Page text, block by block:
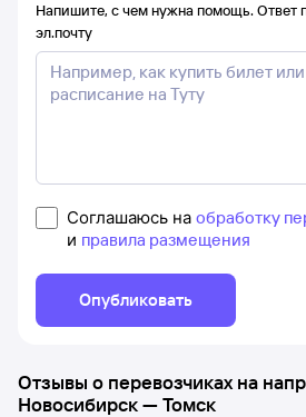
Напишите, с чем нужна помощь. Ответ
эл.почту
Соглашаюсь на обработку
и правила размещения
Опубликовать
Отзывы о перевозчиках на
Новосибирск—Томск